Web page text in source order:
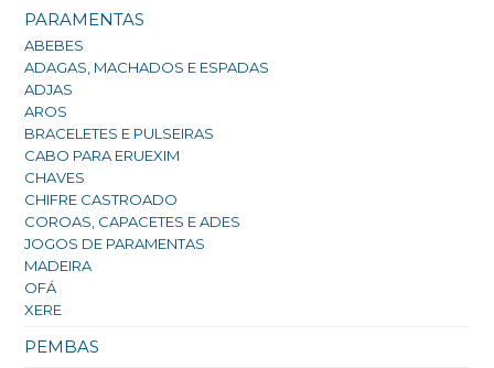
PARAMENTAS
ABEBES
ADAGAS, MACHADOS E ESPADAS
ADJAS
AROS
BRACELETES E PULSEIRAS
CABO PARA ERUEXIM
CHAVES
CHIFRE CASTROADO
COROAS, CAPACETES E ADES
JOGOS DE PARAMENTAS
MADEIRA
OFÁ
XERE
PEMBAS